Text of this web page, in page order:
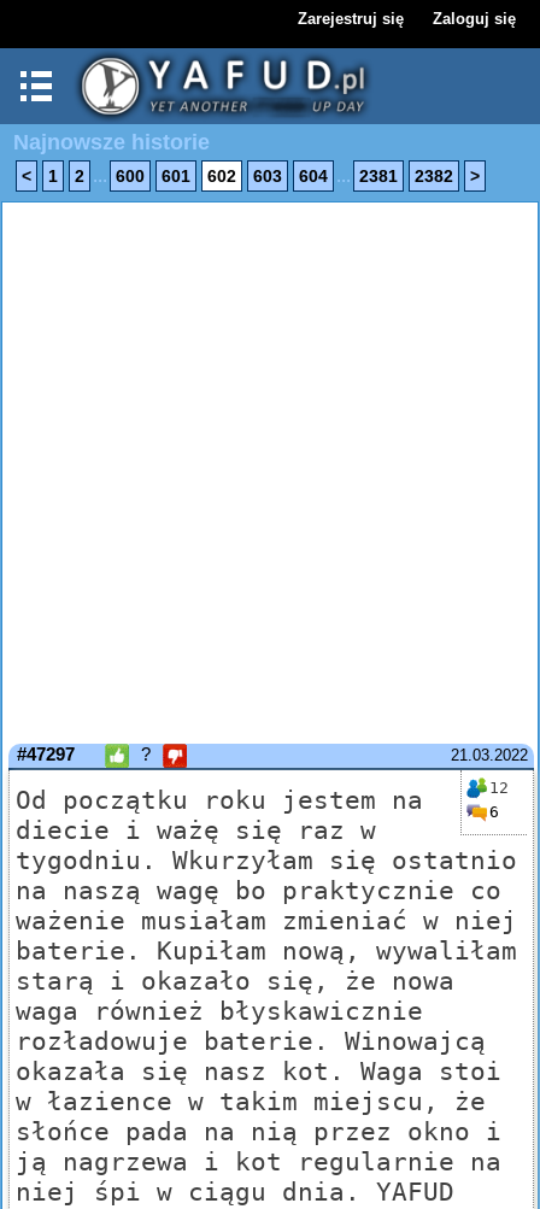
Zarejestruj się Zaloguj się
Najnowsze historie
< 1 2 ... 600 601 602 603 604 ... 2381 2382 >
21.03.2022
#47297 ?
12
6
Od początku roku jestem na
diecie i ważę się raz w
tygodniu. Wkurzyłam się ostatnio
na naszą wagę bo praktycznie co
ważenie musiałam zmieniać w niej
baterie. Kupiłam nową, wywaliłam
starą i okazało się, że nowa
waga również błyskawicznie
rozładowuje baterie. Winowajcą
okazała się nasz kot. Waga stoi
w łazience w takim miejscu, że
słońce pada na nią przez okno i
ją nagrzewa i kot regularnie na
niej śpi w ciągu dnia. YAFUD